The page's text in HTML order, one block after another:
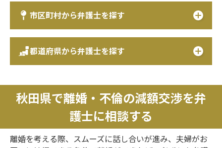
市区町村から弁護士を探す
都道府県から弁護士を探す
秋田県で離婚・不倫の減額交渉を弁
護士に相談する
離婚を考える際、スムーズに話し合いが進み、夫婦がお